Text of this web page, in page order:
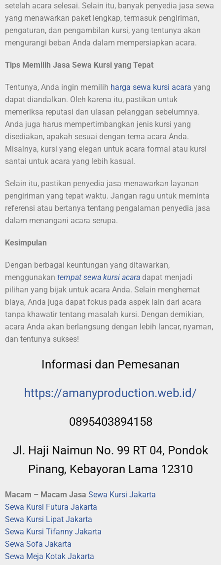
setelah acara selesai. Selain itu, banyak penyedia jasa sewa
yang menawarkan paket lengkap, termasuk pengiriman,
pengaturan, dan pengambilan kursi, yang tentunya akan
mengurangi beban Anda dalam mempersiapkan acara.
Tips Memilih Jasa Sewa Kursi yang Tepat
Tentunya, Anda ingin memilih harga sewa kursi acara yang
dapat diandalkan. Oleh karena itu, pastikan untuk
memeriksa reputasi dan ulasan pelanggan sebelumnya.
Anda juga harus mempertimbangkan jenis kursi yang
disediakan, apakah sesuai dengan tema acara Anda.
Misalnya, kursi yang elegan untuk acara formal atau kursi
santai untuk acara yang lebih kasual.
Selain itu, pastikan penyedia jasa menawarkan layanan
pengiriman yang tepat waktu. Jangan ragu untuk meminta
referensi atau bertanya tentang pengalaman penyedia jasa
dalam menangani acara serupa.
Kesimpulan
Dengan berbagai keuntungan yang ditawarkan,
menggunakan tempat sewa kursi acara dapat menjadi
pilihan yang bijak untuk acara Anda. Selain menghemat
biaya, Anda juga dapat fokus pada aspek lain dari acara
tanpa khawatir tentang masalah kursi. Dengan demikian,
acara Anda akan berlangsung dengan lebih lancar, nyaman,
dan tentunya sukses!
Informasi dan Pemesanan
https://amanyproduction.web.id/
0895403894158
Jl. Haji Naimun No. 99 RT 04, Pondok
Pinang, Kebayoran Lama 12310
Macam – Macam Jasa Sewa Kursi Jakarta
Sewa Kursi Futura Jakarta
Sewa Kursi Lipat Jakarta
Sewa Kursi Tifanny Jakarta
Sewa Sofa Jakarta
Sewa Meja Kotak Jakarta